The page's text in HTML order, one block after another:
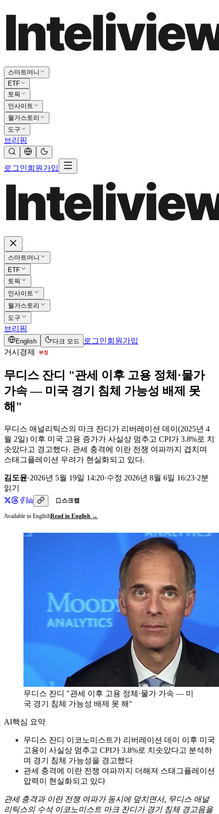
스마트머니
ETF
토픽
인사이트
월가스토리
도구
브리핑
로그인회원가입
스마트머니
ETF
토픽
인사이트
월가스토리
도구
브리핑
English 다크 모드 로그인회원가입
거시경제
부정
무디스 잔디 "관세 이후 고용 정체·물가
가속 — 미국 경기 침체 가능성 배제 못
해"
무디스 애널리틱스의 마크 잔디가 리버레이션 데이(2025년 4
월 2일) 이후 미국 고용 증가가 사실상 멈추고 CPI가 3.8%로 치
솟았다고 경고했다. 관세 충격에 이란 전쟁 여파까지 겹치며
스태그플레이션 우려가 현실화되고 있다.
김도윤·2026년 5월 19일 14:20·수정 2026년 8월 6일 16:23·2분
읽기
스크랩
Available in EnglishRead in English →
무디스 잔디 "관세 이후 고용 정체·물가 가속 — 미
국 경기 침체 가능성 배제 못 해"
AI핵심 요약
무디스 잔디 이코노미스트가 리버레이션 데이 이후 미국
고용이 사실상 멈추고 CPI가 3.8%로 치솟았다고 분석하
며 경기 침체 가능성을 경고했다
관세 충격에 이란 전쟁 여파까지 더해져 스태그플레이션
압력이 현실화되고 있다
관세 충격과 이란 전쟁 여파가 동시에 덮치면서, 무디스 애널
리틱스의 수석 이코노미스트 마크 잔디가 경기 침체 경고음을